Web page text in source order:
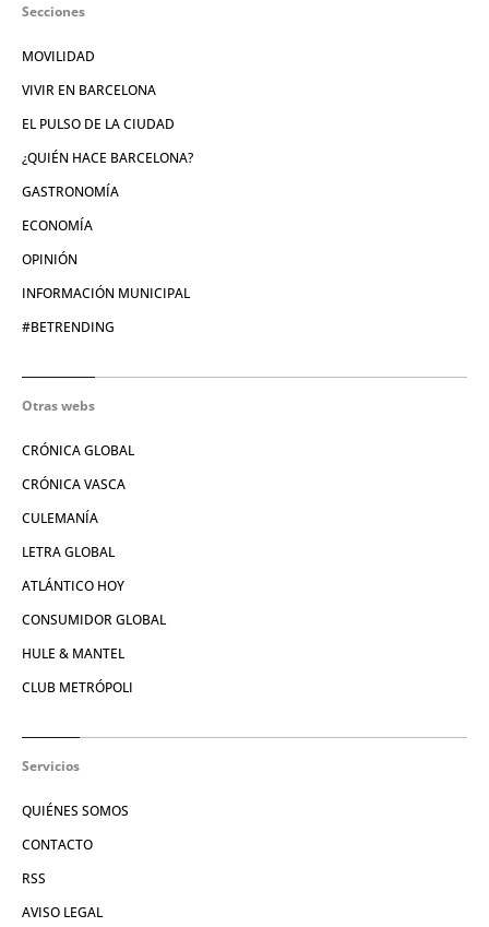
Secciones
MOVILIDAD
VIVIR EN BARCELONA
EL PULSO DE LA CIUDAD
¿QUIÉN HACE BARCELONA?
GASTRONOMÍA
ECONOMÍA
OPINIÓN
INFORMACIÓN MUNICIPAL
#BETRENDING
Otras webs
CRÓNICA GLOBAL
CRÓNICA VASCA
CULEMANÍA
LETRA GLOBAL
ATLÁNTICO HOY
CONSUMIDOR GLOBAL
HULE & MANTEL
CLUB METRÓPOLI
Servicios
QUIÉNES SOMOS
CONTACTO
RSS
AVISO LEGAL